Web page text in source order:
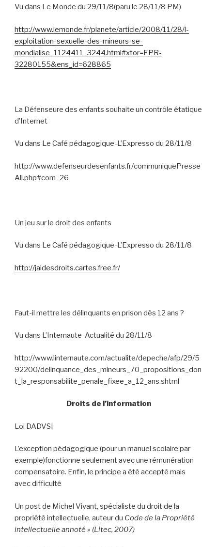
Vu dans Le Monde du 29/11/8(paru le 28/11/8 PM)
http://www.lemonde.fr/planete/article/2008/11/28/l-
exploitation-sexuelle-des-mineurs-se-
mondialise_1124411_3244.html#xtor=EPR-
32280155&ens_id=628865
La Défenseure des enfants souhaite un contrôle étatique
d’Internet
Vu dans Le Café pédagogique-L’Expresso du 28/11/8
http://www.defenseurdesenfants.fr/communiquePresse
All.php#com_26
Un jeu sur le droit des enfants
Vu dans Le Café pédagogique-L’Expresso du 28/11/8
http://jaidesdroits.cartes.free.fr/
Faut-il mettre les délinquants en prison dès 12 ans ?
Vu dans L’Internaute-Actualité du 28/11/8
http://www.linternaute.com/actualite/depeche/afp/29/5
92200/delinquance_des_mineurs_70_propositions_don
t_la_responsabilite_penale_fixee_a_12_ans.shtml
Droits de l’information
Loi DADVSI
L’exception pédagogique (pour un manuel scolaire par
exemple)fonctionne seulement avec une rémunération
compensatoire. Enfin, le principe a été accepté mais
avec difficulté
Un post de Michel Vivant, spécialiste du droit de la
propriété intellectuelle, auteur du Code de la Propriété
intellectuelle annoté » (Litec, 2007)